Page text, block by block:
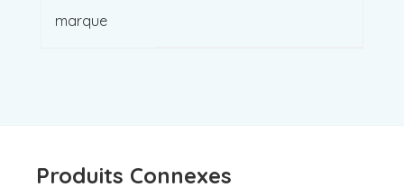
marque
Produits Connexes